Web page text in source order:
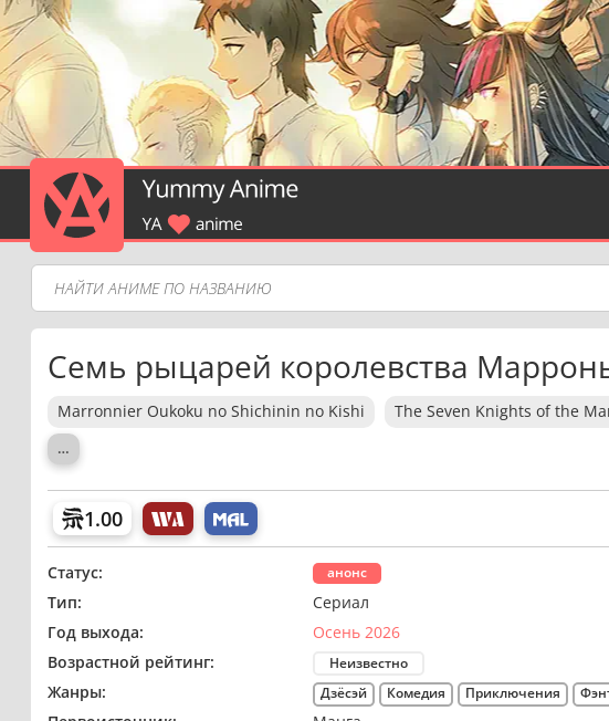
Семь рыцарей королевства
Marronnier Oukoku no Shichinin no Kishi The Seven Knights of the
…
1.00
Статус: анонс
Тип:
Сериал
Год выхода:
Осень 2026
Возрастной рейтинг:
Неизвестно
Жанры: Дзёсэй Комедия Приключения